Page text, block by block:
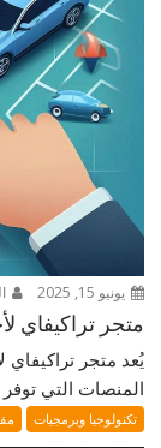
يونيو 15, 2025
متجر تراكيفاي
يُعد متجر تراكيفاي
المنصات التي
تكنولوجيا وبرمجيات